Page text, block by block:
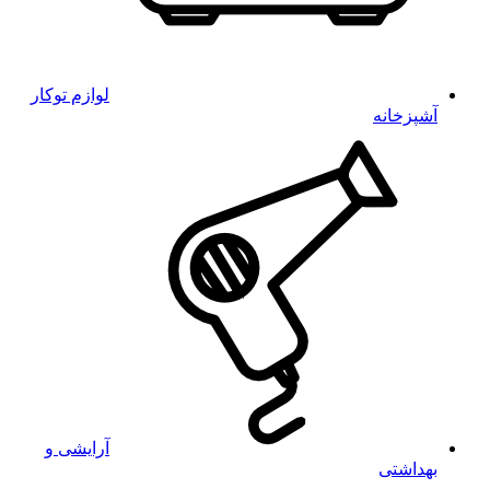
لوازم توکار
آشپزخانه
آرایشی و
بهداشتی